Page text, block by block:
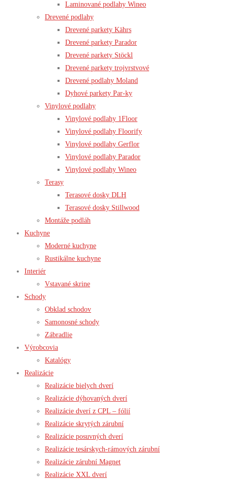
Laminované podlahy Wineo
Drevené podlahy
Drevené parkety Kährs
Drevené parkety Parador
Drevené parkety Stöckl
Drevené parkety trojvrstvové
Drevené podlahy Moland
Dyhové parkety Par-ky
Vinylové podlahy
Vinylové podlahy 1Floor
Vinylové podlahy Floorify
Vinylové podlahy Gerflor
Vinylové podlahy Parador
Vinylové podlahy Wineo
Terasy
Terasové dosky DLH
Terasové dosky Stillwood
Montáže podláh
Kuchyne
Moderné kuchyne
Rustikálne kuchyne
Interiér
Vstavané skrine
Schody
Obklad schodov
Samonosné schody
Zábradlie
Výrobcovia
Katalógy
Realizácie
Realizácie bielych dverí
Realizácie dýhovaných dverí
Realizácie dverí z CPL – fólií
Realizácie skrytých zárubní
Realizácie posuvných dverí
Realizácie tesárskych-rámových zárubní
Realizácie zárubní Magnet
Realizácie XXL dverí